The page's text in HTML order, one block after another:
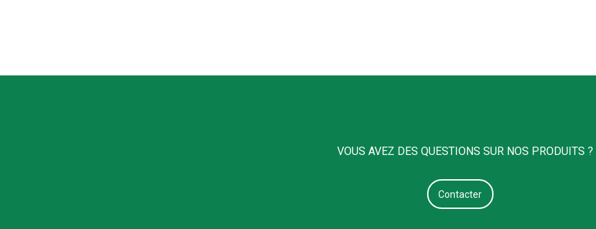
VOUS AVEZ DES QUESTIONS SUR NOS PRODUITS ?
Contacter